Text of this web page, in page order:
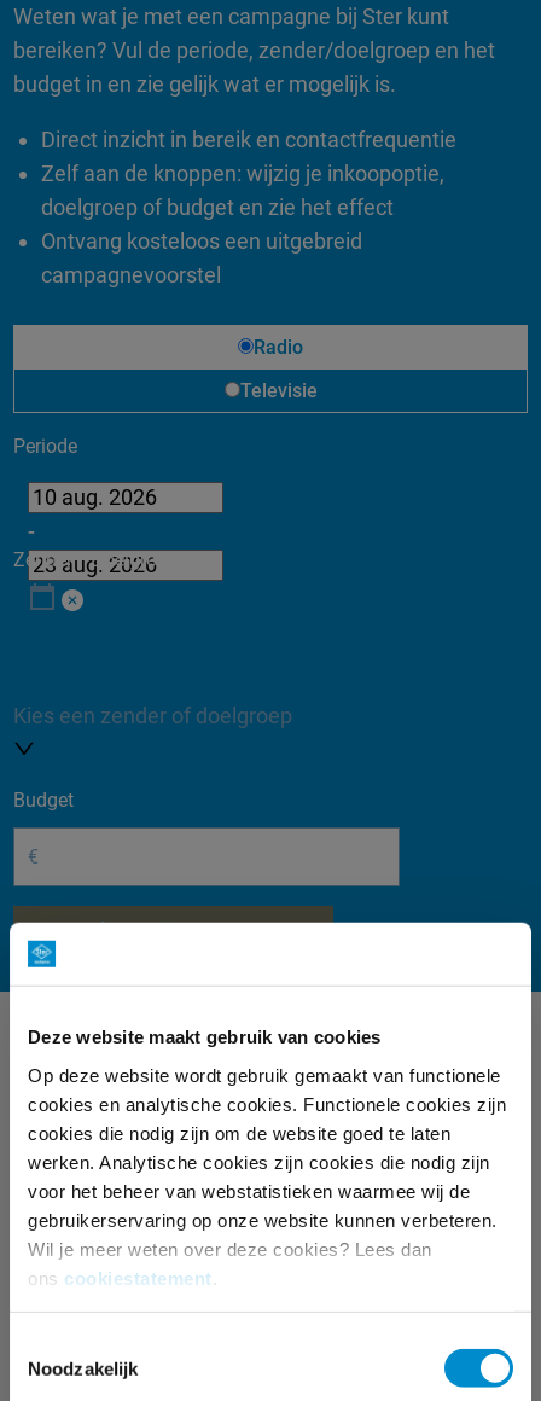
Deze website maakt gebruik van cookies
Op deze website wordt gebruik gemaakt van functionele
cookies en analytische cookies. Functionele cookies zijn
cookies die nodig zijn om de website goed te laten
werken. Analytische cookies zijn cookies die nodig zijn
voor het beheer van webstatistieken waarmee wij de
gebruikerservaring op onze website kunnen verbeteren.
Wil je meer weten over deze cookies? Lees dan
ons cookiestatement
Noodzakelijk
Weten wat je met een campagne bij Ster kunt
bereiken? Vul de periode, zender/doelgroep en het
budget in en zie gelijk wat er mogelijk is.
Direct inzicht in bereik en contactfrequentie
Zelf aan de knoppen: wijzig je inkoopoptie,
doelgroep of budget en zie het effect
Ontvang kosteloos een uitgebreid
campagnevoorstel
Radio
Televisie
Periode
-
Zender / Doelgroep
Kies een zender of doelgroep
Budget
Bereken mijn campagne
ZELF AAN DE SLAG
Van uitzendschema tot campagne-overzicht, van